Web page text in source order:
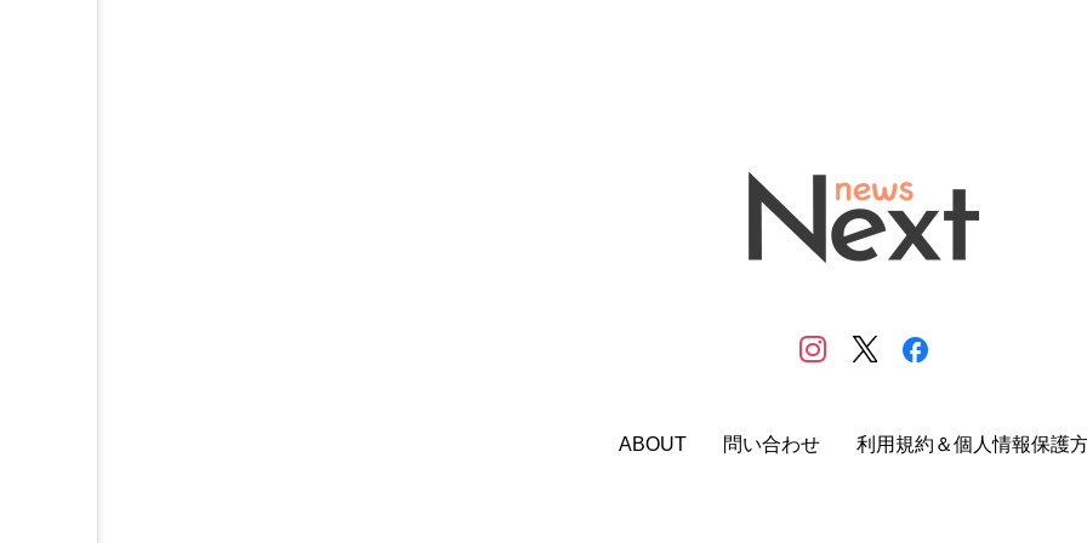
ABOUT 問い合わせ 利用規約＆個人情報保護